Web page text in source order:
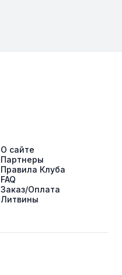
О сайте
Партнеры
Правила Клуба
FAQ
Заказ/Оплата
Литвины